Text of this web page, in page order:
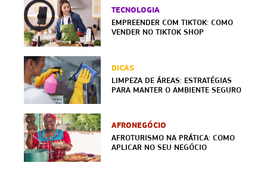
TECNOLOGIA
EMPREENDER COM TIKTOK: COMO
VENDER NO TIKTOK SHOP
DICAS
LIMPEZA DE ÁREAS: ESTRATÉGIAS
PARA MANTER O AMBIENTE SEGURO
AFRONEGÓCIO
AFROTURISMO NA PRÁTICA: COMO
APLICAR NO SEU NEGÓCIO